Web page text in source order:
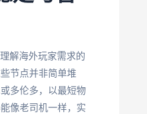
解海外玩家需求的
节点并非简单堆
多伦多，以最短物
像老司机一样，实